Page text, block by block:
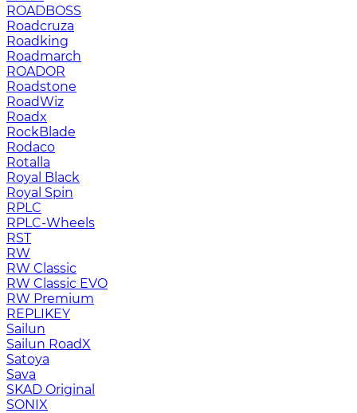
ROADBOSS
Roadcruza
Roadking
Roadmarch
ROADOR
Roadstone
RoadWiz
Roadx
RockBlade
Rodaco
Rotalla
Royal Black
Royal Spin
RPLC
RPLC-Wheels
RST
RW
RW Classic
RW Classic EVO
RW Premium
RЕPLIKEY
Sailun
Sailun RoadX
Satoya
Sava
SKAD Original
SONIX